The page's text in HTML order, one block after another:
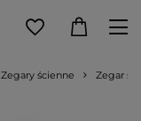
Zegary ścienne Zegar